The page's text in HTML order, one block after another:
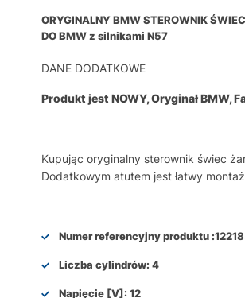
ORYGINALNY BMW STEROWNIK
DO BMW z silnikami N57
DANE DODATKOWE
Produkt jest NOWY, Oryginał BMW,
Kupując oryginalny sterownik świec
Dodatkowym atutem jest łatwy
Numer referencyjny produktu :
Liczba cylindrów: 4
Napięcie [V]: 12